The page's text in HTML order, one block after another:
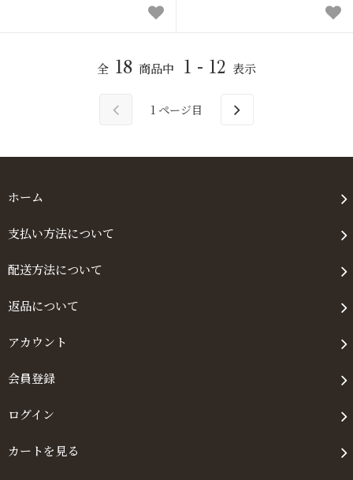
全 18 商品中 1 - 12 表示
1 ページ目
ホーム
支払い方法について
配送方法について
返品について
アカウント
会員登録
ログイン
カートを見る